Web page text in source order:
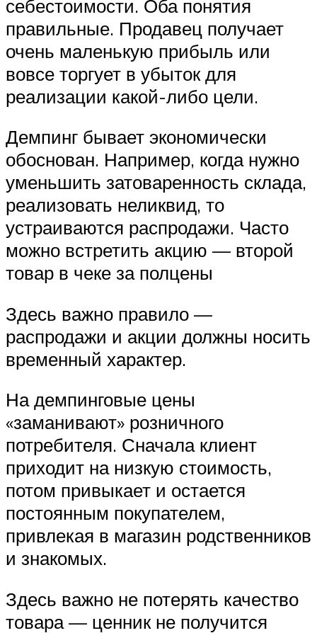
себестоимости. Оба понятия
правильные. Продавец получает
очень маленькую прибыль или
вовсе торгует в убыток для
реализации какой-либо цели.
Демпинг бывает экономически
обоснован. Например, когда нужно
уменьшить затоваренность склада,
реализовать неликвид, то
устраиваются распродажи. Часто
можно встретить акцию — второй
товар в чеке за полцены
Здесь важно правило —
распродажи и акции должны носить
временный характер.
На демпинговые цены
«заманивают» розничного
потребителя. Сначала клиент
приходит на низкую стоимость,
потом привыкает и остается
постоянным покупателем,
привлекая в магазин родственников
и знакомых.
Здесь важно не потерять качество
товара — ценник не получится